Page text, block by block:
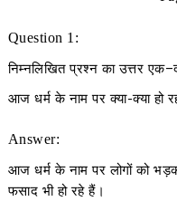
Question 1:
निम्नलिखित प्रश्न का उत्तर एक–
आज धर्म के नाम पर क्या-क्या हो
Answer:
आज धर्म के नाम पर लोगों को
फसाद भी हो रहे हैं।